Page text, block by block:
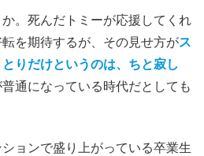
。死んだトミーが応援してくれ
を期待するが、その見せ方がス
りだけというのは、ちと寂し
通になっている時代だとしても
ョンで盛り上がっている卒業生